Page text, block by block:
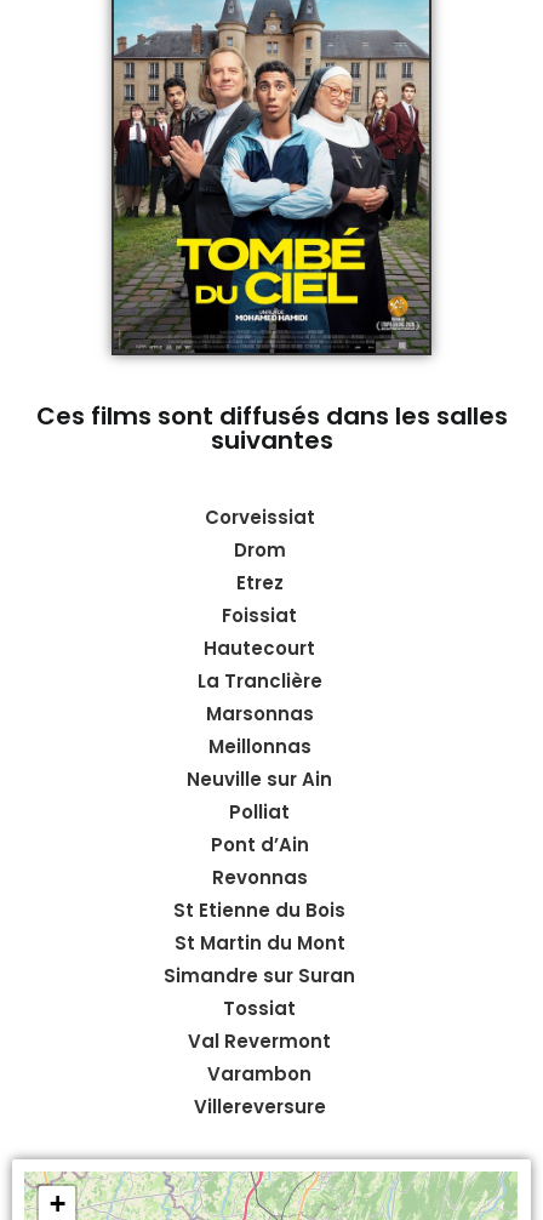
Ces films sont diffusés dans les salles
suivantes
Corveissiat
Drom
Etrez
Foissiat
Hautecourt
La Tranclière
Marsonnas
Meillonnas
Neuville sur Ain
Polliat
Pont d’Ain
Revonnas
St Etienne du Bois
St Martin du Mont
Simandre sur Suran
Tossiat
Val Revermont
Varambon
Villereversure
+